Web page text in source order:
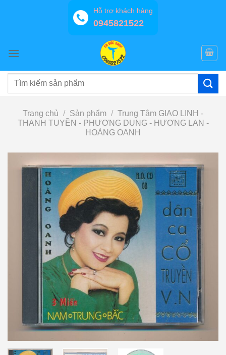
Hỗ trợ khách hàng
0945821522
Tìm
Trang chủ / Sản phẩm / Trung Tâm GIAO LINH -
THANH TUYỀN - PHƯƠNG DUNG - HƯƠNG LAN -
HOÀNG OANH